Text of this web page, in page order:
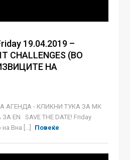
19.04.2019 –
CHALLENGES (ВО
НА
АГЕНДА - КЛИКНИ ТУКА ЗА МК
EN SAVE THE DATE! Friday
Вна [...]
Повеќе